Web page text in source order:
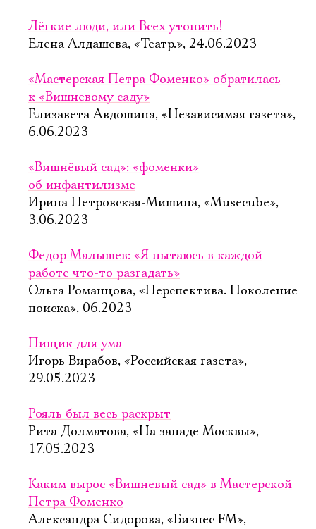
Лёгкие люди, или Всех утопить!
Елена Алдашева, «Театр.», 24.06.2023
«Мастерская Петра Фоменко» обратилась
к «Вишневому саду»
Елизавета Авдошина, «Независимая газета»,
6.06.2023
«Вишнёвый сад»: «фоменки»
об инфантилизме
Ирина Петровская-Мишина, «Musecube»,
3.06.2023
Федор Малышев: «Я пытаюсь в каждой
работе что-то разгадать»
Ольга Романцова, «Перспектива. Поколение
поиска», 06.2023
Пищик для ума
Игорь Вирабов, «Российская газета»,
29.05.2023
Рояль был весь раскрыт
Рита Долматова, «На западе Москвы»,
17.05.2023
Каким вырос «Вишневый сад» в Мастерской
Петра Фоменко
Александра Сидорова, «Бизнес FM»,